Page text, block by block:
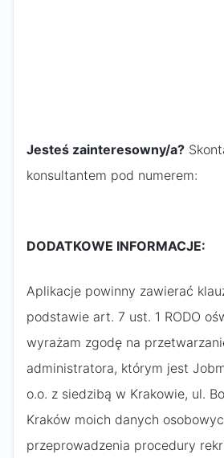
Jesteś zainteresowny/a?
konsultantem pod numerem:
DODATKOWE INFORMACJE:
Aplikacje powinny zawierać
podstawie art. 7 ust. 1 RODO
wyrażam zgodę na
administratora, którym jest
o.o. z siedzibą w Krakowie, ul.
Kraków moich danych
przeprowadzenia procedury